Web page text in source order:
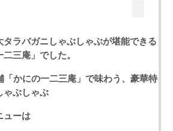
タラバガニしゃぶしゃぶが堪能できる
三庵」でした。
「かにの一二三庵」で味わう、豪華特
ゃぶしゃぶ
ューは